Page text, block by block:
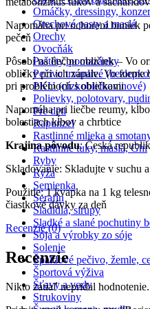
Omáčky, dressingy,
Orechové pasty a maslá
Orechy
Ovocňák
Paštéty, pomazánky
Pečivo trvanlivé
PKU (nízkobielkovinové)
Polievky, polotovary,
Pre deti
Rapunzel
Rastlinné mlieka a
Rastlinné tuky, maslá, Ghi
Ryby
Ryža
Semienka
Serafin
Sladidlá, sirupy
Sladké a slané pochutiny
Sója a výrobky zo sóje
Solenie
Špaldové pečivo, žemle,
Športová výživa
Šťavy a vody
Strukoviny
Napomáha pri ochorení buniek
pečeň
Pôsobí na liečbu obličiek – Vo
obličky pri ich zápale. Vo forme
pri problémoch s obličkami
Napomáha pri liečbe reumy,
bolestiach kĺbov a chrbtice
Krajina pôvodu: Česká
Skladovanie: Skladujte v suchu
Použitie:1 kvapka na 1 kg
čiastkové dávky za deň
Recenzie (0)
Recenzie
Nikto zatiaľ nepridal hodnotenie.